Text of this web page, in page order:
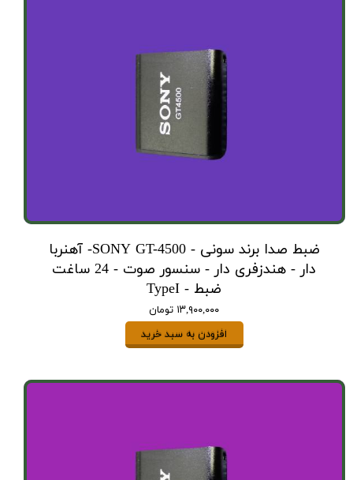
ضبط صدا برند سونی - SONY GT-4500- آهنربا
دار - هندزفری دار - سنسور صوت - 24 ساغت
ضبط - TypeI
۱۳,۹۰۰,۰۰۰ تومان
افزودن به سبد خرید